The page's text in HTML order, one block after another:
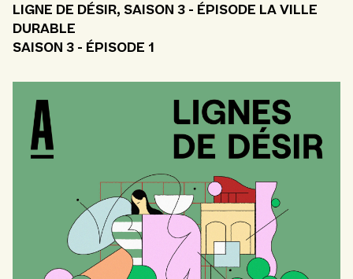
LIGNE DE DÉSIR, SAISON 3 - ÉPISODE LA VILLE
DURABLE
SAISON 3 - ÉPISODE 1